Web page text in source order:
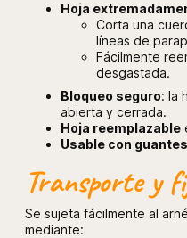
Hoja
Corta una
líneas de
Fácilmente
desgastada.
Bloqueo seguro: la
abierta y cerrada.
Hoja reemplazable
Usable con guantes
Transporte y
Se sujeta fácilmente al
mediante: